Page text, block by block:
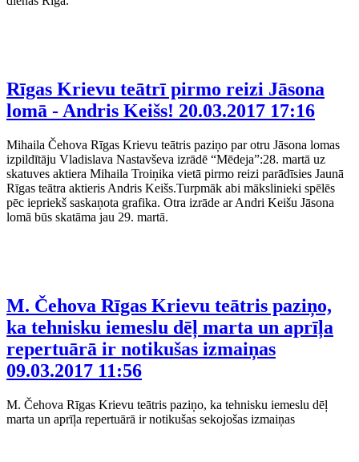
Rīgas Krievu teātrī pirmo reizi Jāsona
lomā - Andris Keišs! 20.03.2017 17:16
Mihaila Čehova Rīgas Krievu teātris paziņo par otru Jāsona lomas
izpildītāju Vladislava Nastavševa izrādē “Mēdeja”:28. martā uz
skatuves aktiera Mihaila Troiņika vietā pirmo reizi parādīsies Jaunā
Rīgas teātra aktieris Andris Keišs.Turpmāk abi mākslinieki spēlēs
pēc iepriekš saskaņota grafika. Otra izrāde ar Andri Keišu Jāsona
lomā būs skatāma jau 29. martā.
M. Čehova Rīgas Krievu teātris paziņo,
ka tehnisku iemeslu dēļ marta un aprīļa
repertuārā ir notikušas izmaiņas
09.03.2017 11:56
M. Čehova Rīgas Krievu teātris paziņo, ka tehnisku iemeslu dēļ
marta un aprīļa repertuārā ir notikušas sekojošas izmaiņas